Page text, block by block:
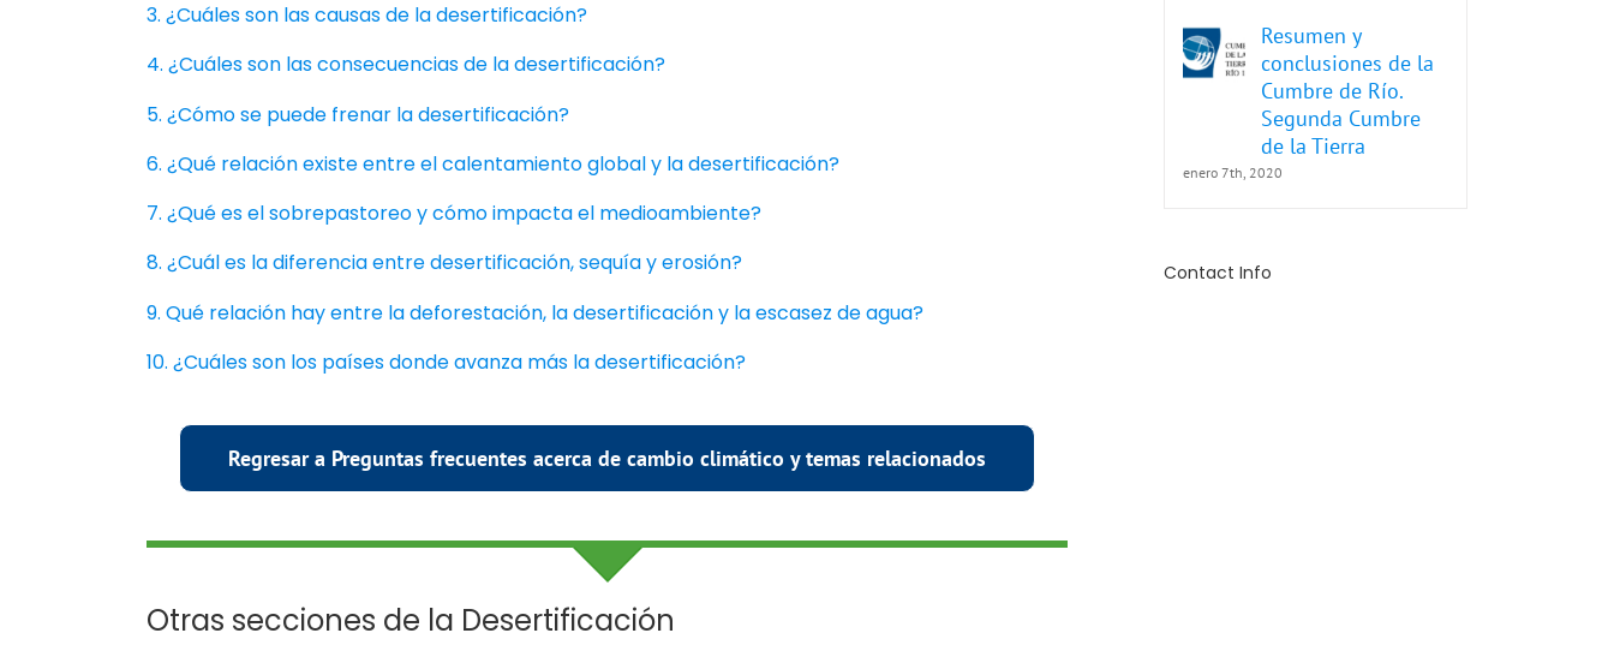
3. ¿Cuáles son las causas de la desertificación?
4. ¿Cuáles son las consecuencias de la desertificación?
5. ¿Cómo se puede frenar la desertificación?
6. ¿Qué relación existe entre el calentamiento global y la desertificación?
7. ¿Qué es el sobrepastoreo y cómo impacta el medioambiente?
8. ¿Cuál es la diferencia entre desertificación, sequía y erosión?
9. Qué relación hay entre la deforestación, la desertificación y la escasez de agua?
10. ¿Cuáles son los países donde avanza más la desertificación?
Regresar a Preguntas frecuentes acerca de cambio climático y temas relacionados
Otras secciones de la Desertificación
Resumen y
conclusiones de la
Cumbre de Río.
Segunda Cumbre
de la Tierra
enero 7th, 2020
Contact Info